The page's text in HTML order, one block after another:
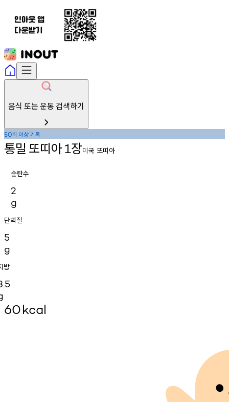
음식 또는 운동 검색하기
50회 이상기록
통밀 또띠아1장미국 또띠아
순탄수
2
g
단백질
5
g
방
60kcal